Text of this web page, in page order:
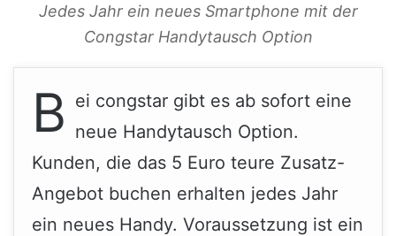
Jedes Jahr ein neues Smartphone mit der
Congstar Handytausch Option
B ei congstar gibt es ab sofort eine
neue Handytausch Option.
Kunden, die das 5 Euro teure Zusatz-
Angebot buchen erhalten jedes Jahr
ein neues Handy. Voraussetzung ist ein